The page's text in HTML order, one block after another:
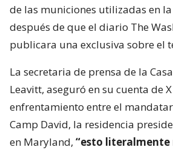
de las municiones utilizadas en
después de que el diario The
publicara una exclusiva sobre el
La secretaria de prensa de la
Leavitt, aseguró en su cuenta de
enfrentamiento entre el
Camp David, la residencia
en Maryland, “esto literalmente